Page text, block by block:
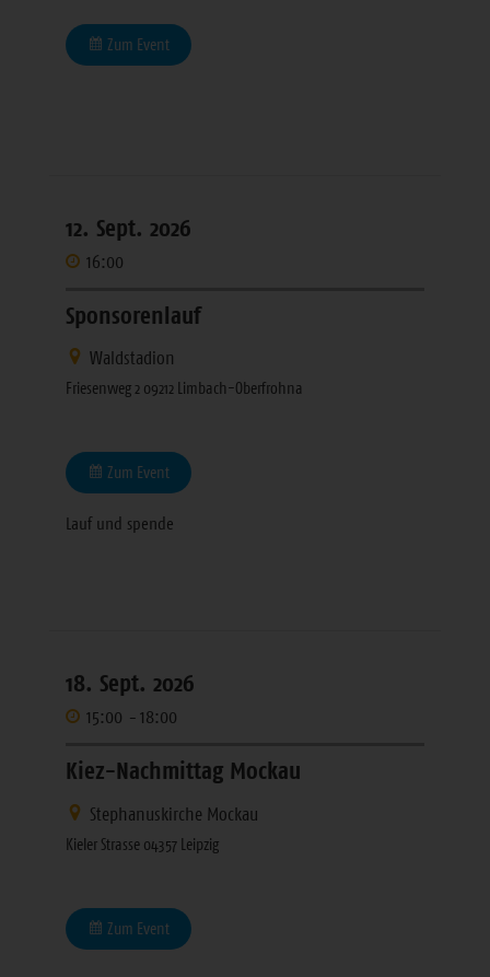
Zum Event
12. Sept. 2026
16:00
Sponsorenlauf
Waldstadion
Friesenweg 2 09212 Limbach-Oberfrohna
Zum Event
Lauf und spende
18. Sept. 2026
15:00 -18:00
Kiez-Nachmittag Mockau
Stephanuskirche Mockau
Kieler Strasse 04357 Leipzig
Zum Event